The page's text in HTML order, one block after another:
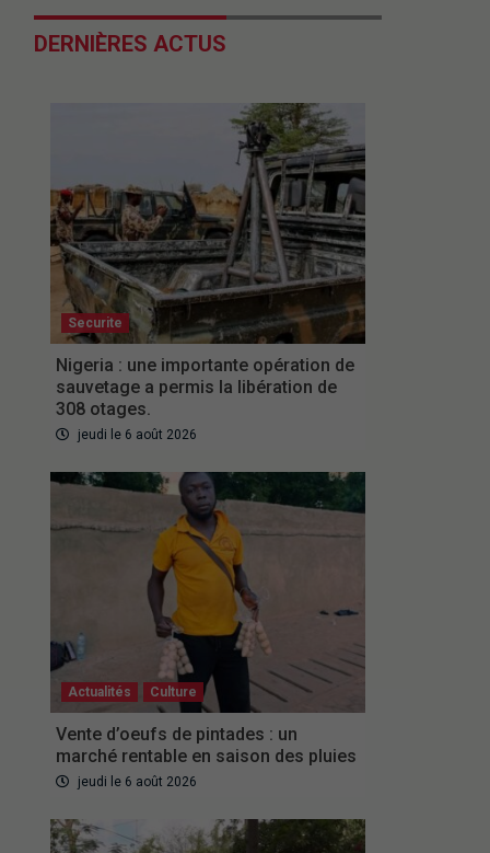
DERNIÈRES ACTUS
Securite
Nigeria : une importante opération de
sauvetage a permis la libération de
308 otages.
jeudi le 6 août 2026
Actualités Culture
Vente d’oeufs de pintades : un
marché rentable en saison des pluies
jeudi le 6 août 2026